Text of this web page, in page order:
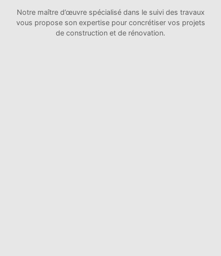
Notre maître d’œuvre spécialisé dans le suivi des travaux
vous propose son expertise pour concrétiser vos projets
de construction et de rénovation.